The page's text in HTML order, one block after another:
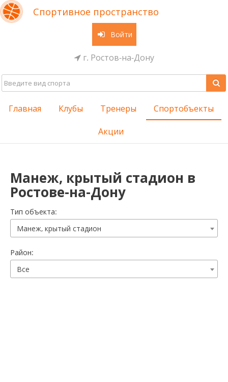
Спортивное пространство
Войти
г. Ростов-на-Дону
Главная Клубы Тренеры Спортобъекты
Акции
Манеж, крытый стадион в
Ростове-на-Дону
Тип объекта:
Манеж, крытый стадион
Район:
Все